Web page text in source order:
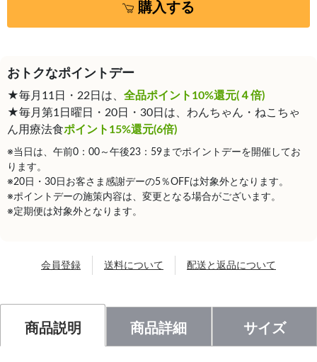
購入する
おトクなポイントデー
★毎月11日・22日は、 全品ポイント10%還元(４倍)
★毎月第1日曜日・20日・30日は、わんちゃん・ねこちゃ
ん用療法食ポイント15%還元(6倍)
※当日は、午前0：00～午後23：59までポイントデーを開催してお
ります。
※20日・30日お客さま感謝デーの5％OFFは対象外となります。
※ポイントデーの施策内容は、変更となる場合がございます。
※定期便は対象外となります。
会員登録 送料について 配送と返品について
商品説明 商品詳細 サイズ